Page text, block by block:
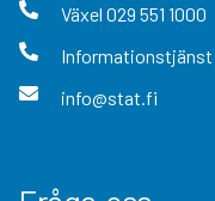
Växel 029 551 1000
Informationstjänst
info@stat.fi